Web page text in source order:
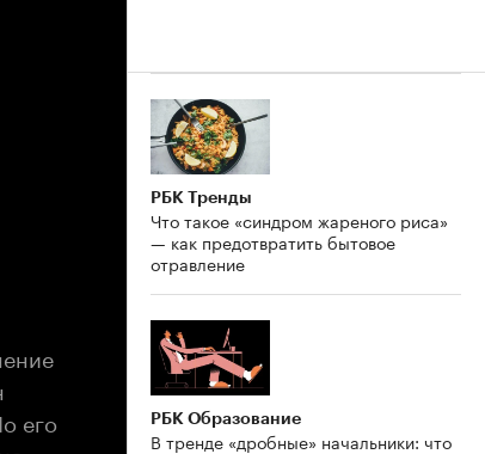
его
РБК Тренды
Что такое «синдром жареного риса»
— как предотвратить бытовое
отравление
РБК Образование
В тренде «дробные» начальники: что